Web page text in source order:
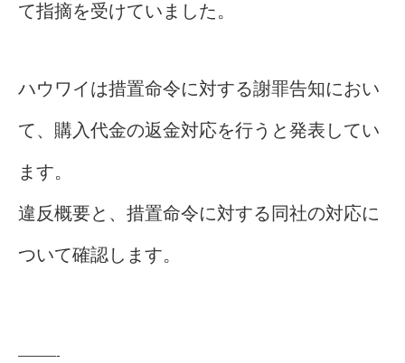
て指摘を受けていました。
ハウワイは措置命令に対する謝罪告知におい
て、購入代金の返金対応を行うと発表してい
ます。
違反概要と、措置命令に対する同社の対応に
ついて確認します。
———-